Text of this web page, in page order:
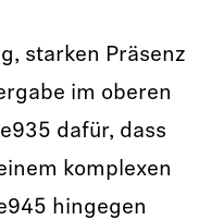
starken Präsenz
im oberen
dafür, dass
komplexen
hingegen